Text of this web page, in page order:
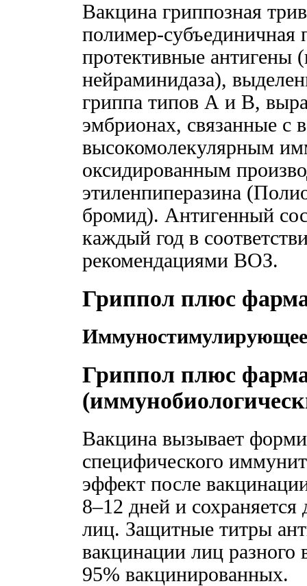
Вакцина гриппозная
полимер-субъединичная
протективные антигены
нейраминидаза),
гриппа типов А и В,
эмбрионах, связанные с
высокомолекулярным
оксидированным
этиленпиперазина
бромид). Антигенный
каждый год в
рекомендациями ВОЗ.
Гриппол плюс
Гриппол плюс
Вакцина вызывает
специфического
эффект после
8–12 дней и
лиц. Защитные титры
вакцинации лиц разного
95% вакцинированных.